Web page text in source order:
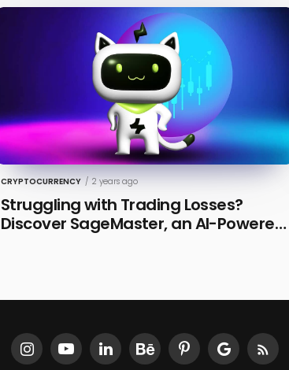
CRYPTOCURRENCY / 2 years ago
Struggling with Trading Losses?
Discover SageMaster, an AI-Powered